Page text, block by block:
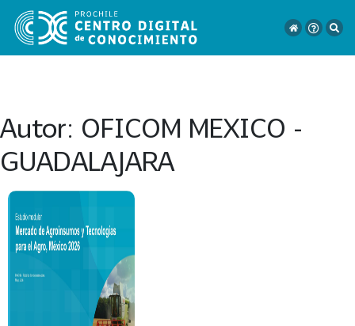
VER
TODO
EL
CATEGORÍAS
Año
Publicación
Autor: OFICOM MEXICO -
GUADALAJARA